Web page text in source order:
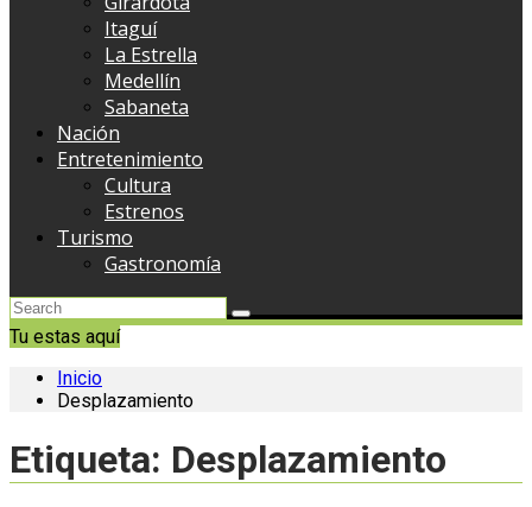
Itaguí
La Estrella
Medellín
Sabaneta
Nación
Entretenimiento
Cultura
Estrenos
Turismo
Gastronomía
Tu estas aquí
Inicio
Desplazamiento
Etiqueta: Desplazamiento